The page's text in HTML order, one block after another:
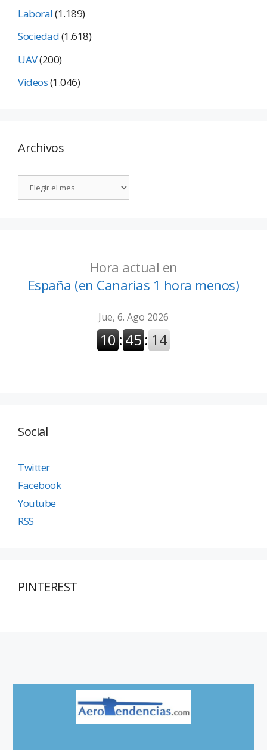
Laboral(1.189)
Sociedad(1.618)
UAV(200)
Vídeos(1.046)
Archivos
Hora actual en
España (en Canarias 1 hora menos)
Social
Twitter
Facebook
Youtube
RSS
PINTEREST